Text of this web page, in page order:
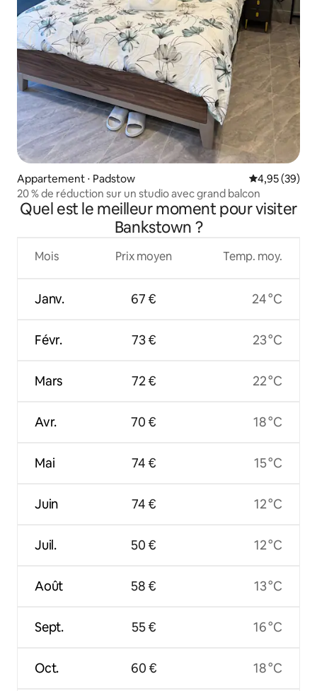
Appartement ⋅ Padstow Évaluation
4,95 (39)
20 % de réduction sur un studio avec grand balcon
Quel est le meilleur moment pour visiter
Bankstown ?
Mois
Janv.
Févr.
Mars
Avr.
Mai
Juin
Juil.
Août
Sept.
Oct.
Prix moyen
67 €
73 €
72 €
70 €
74 €
74 €
50 €
58 €
55 €
60 €
Temp. moy.
24 °C
23 °C
22 °C
18 °C
15 °C
12 °C
12 °C
13 °C
16 °C
18 °C